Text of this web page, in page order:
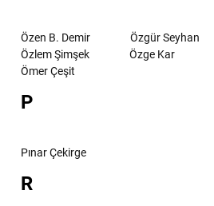
Özen B. Demir
Özgür Seyhan
Özlem Şimşek
Özge Kar
Ömer Çeşit
P
Pınar Çekirge
R